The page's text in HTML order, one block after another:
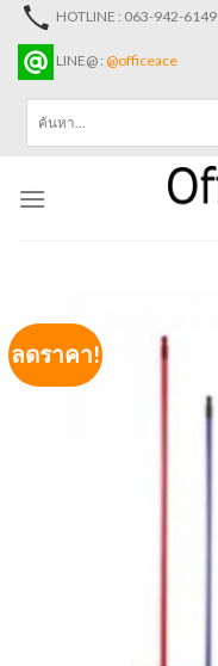
Skip
content
HOTLINE : 063-942-6149
LINE@ : @officeace
ลดราคา!